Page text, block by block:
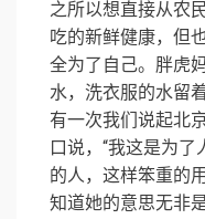
之所以想直接从农
吃的新鲜健康，但
全为了自己。胖虎
水，洗衣服的水留
有一次我们说起北
口说，“我这是为
的人，这样笨重的
知道她的意思无非